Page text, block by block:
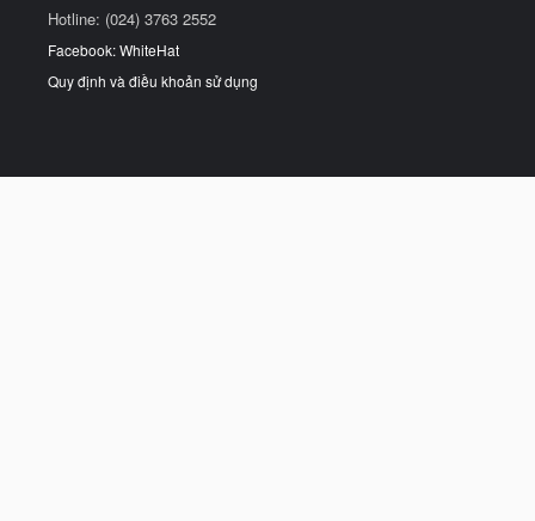
Hotline: (024) 3763 2552
Facebook: WhiteHat
Quy định và điều khoản sử dụng